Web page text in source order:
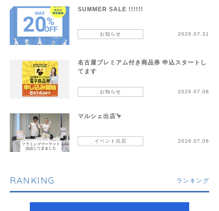
SUMMER SALE !!!!!!
お知らせ 2026.07.31
名古屋プレミアム付き商品券 申込スタートし
てます
お知らせ 2026.07.08
マルシェ出店🦩
イベント出店 2026.07.06
RANKING ランキング